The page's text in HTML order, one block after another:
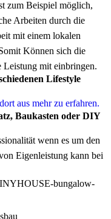
zum Beispiel möglich,
Arbeiten durch die
mit einem lokalen
Können sich die
Leistung mit einbringen.
Lifestyle
aus mehr zu erfahren.
Baukasten oder DIY
wenn es um den
Eigenleistung kann bei